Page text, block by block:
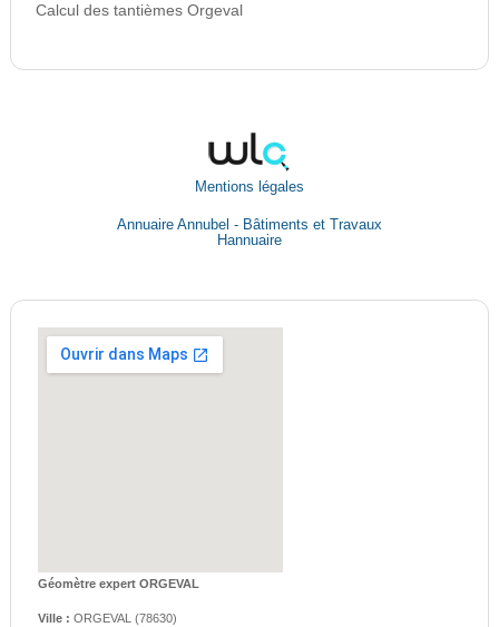
Calcul des tantièmes Orgeval
Mentions légales
Annuaire Annubel - Bâtiments et Travaux
Hannuaire
Géomètre expert ORGEVAL
Ville : ORGEVAL(78630)